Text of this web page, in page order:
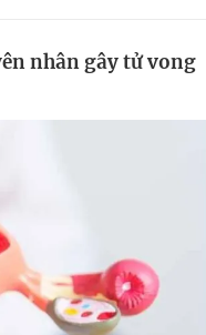
Thị trường
Tư vấn
nhân gây tử vong